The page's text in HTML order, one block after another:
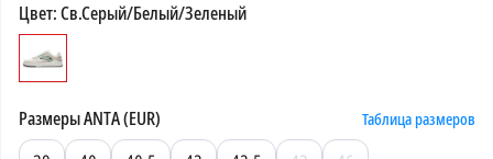
Цвет:Св.Серый/Белый/Зеленый
РазмерыANTA (EUR) Таблица размеров